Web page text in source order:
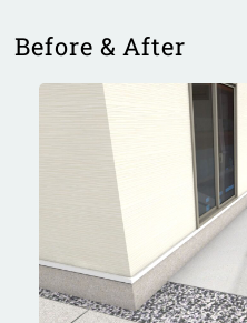
Before & After